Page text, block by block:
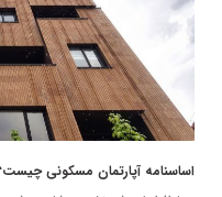
اساسنامه آپارتمان مسکونی